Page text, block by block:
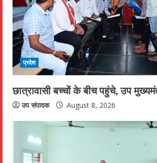
a
d
i
n
g
प्रदेश
छात्रावासी बच्चों के बीच पहुंचे, उप
उप संपादक August 8, 2026